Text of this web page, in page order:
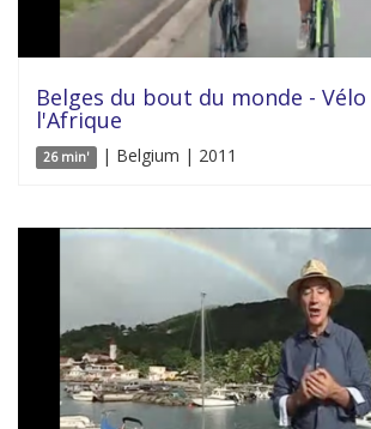
Belges du bout du monde -
l'Afrique
26 min' | Belgium | 2011